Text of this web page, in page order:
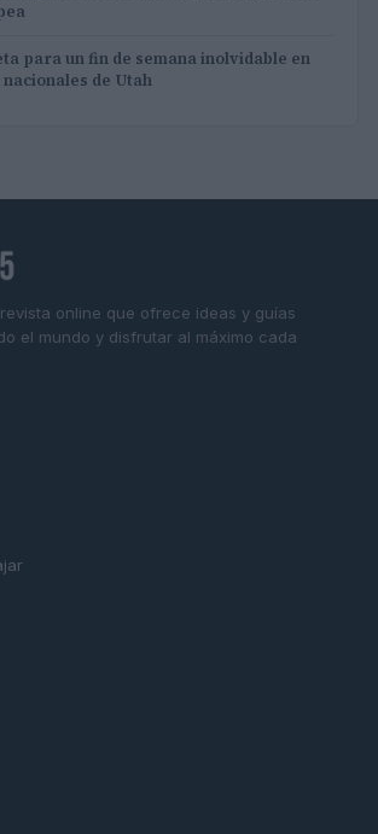
para un fin de semana inolvidable en
de Utah
online que ofrece ideas y guías
el mundo y disfrutar al máximo cada